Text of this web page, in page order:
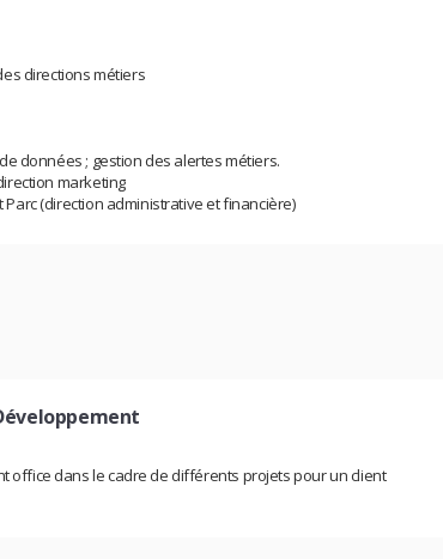
directions métiers
données ; gestion des alertes métiers.
marketing
(direction administrative et financière)
office dans le cadre de différents projets pour un client